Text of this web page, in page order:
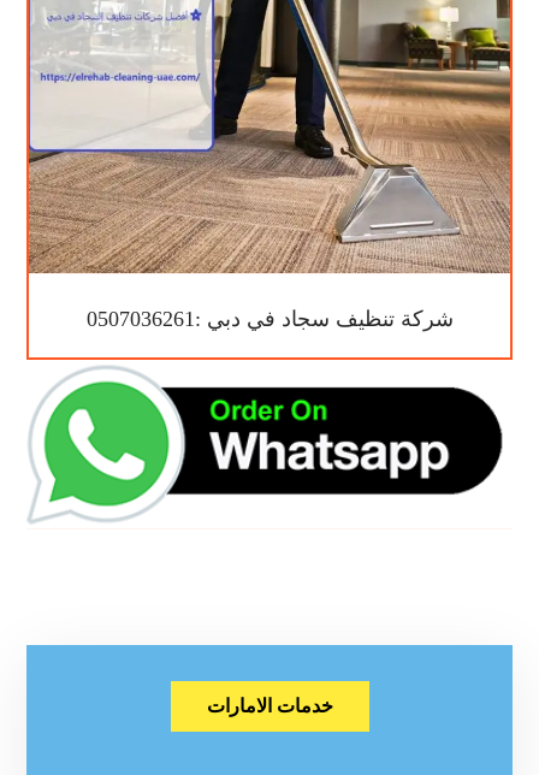
شركة تنظيف سجاد في دبي :0507036261
خدمات الامارات